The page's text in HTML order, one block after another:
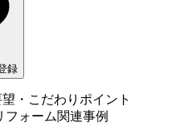
録
・こだわりポイント
フォーム関連事例